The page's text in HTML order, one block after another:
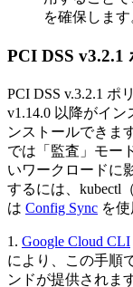
を確保します
PCI DSS v3.2.1
PCI DSS v.3.2.1 ポ
v1.14.0 以降がイ
ンストールできま
では「監査」モー
いワークロードに
するには、kubectl
は Config Sync を使
1. Google Cloud CLI
により、この手順
ンドが提供されま